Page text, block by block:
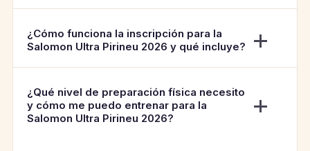
¿Cómo funciona la inscripción para la
Salomon Ultra Pirineu 2026 y qué incluye?
¿Qué nivel de preparación física necesito
y cómo me puedo entrenar para la
Salomon Ultra Pirineu 2026?